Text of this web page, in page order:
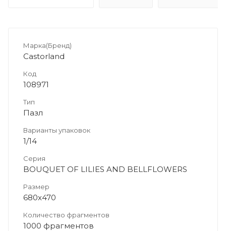
Марка(Бренд)
Castorland
Код
108971
Тип
Пазл
Варианты упаковок
1/14
Серия
BOUQUET OF LILIES AND BELLFLOWERS
Размер
680х470
Количество фрагментов
1000 фрагментов